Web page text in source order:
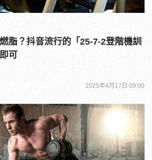
脂？抖音流行的「25-7-2登階機訓
可
2025年4月17日 09:00